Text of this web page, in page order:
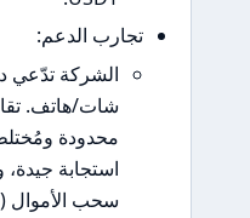
الدعم:
الشركة تدّعي
شات/هاتف. تقارير
محدودة ومُختلطة: البعض
استجابة جيدة، وآخرون ذكروا
سحب الأموال (انتظار أسبوع).